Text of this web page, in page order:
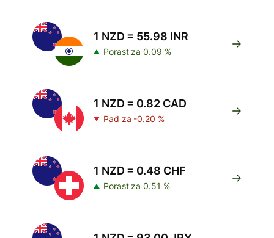
1 NZD = 55.98 INR
Porast za 0.09 %
1 NZD = 0.82 CAD
Pad za -0.20 %
1 NZD = 0.48 CHF
Porast za 0.51 %